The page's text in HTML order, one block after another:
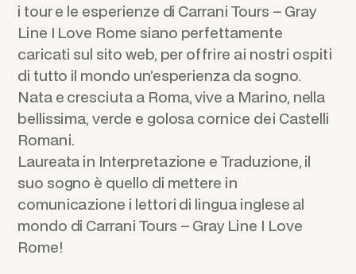
i tour e le esperienze di Carrani Tours – Gray
Line I Love Rome siano perfettamente
caricati sul sito web, per offrire ai nostri ospiti
di tutto il mondo un’esperienza da sogno.
Nata e cresciuta a Roma, vive a Marino, nella
bellissima, verde e golosa cornice dei Castelli
Romani.
Laureata in Interpretazione e Traduzione, il
suo sogno è quello di mettere in
comunicazione i lettori di lingua inglese al
mondo di Carrani Tours – Gray Line I Love
Rome!